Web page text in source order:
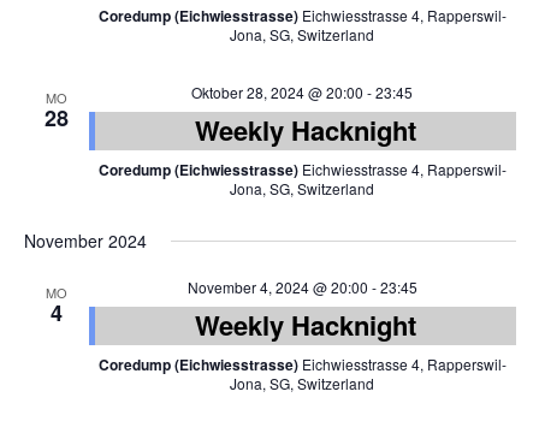
Coredump (Eichwiesstrasse) Eichwiesstrasse 4, Rapperswil-
Jona, SG, Switzerland
MO
28
Oktober 28, 2024 @ 20:00 -23:45
Weekly Hacknight
Coredump (Eichwiesstrasse) Eichwiesstrasse 4, Rapperswil-
Jona, SG, Switzerland
November 2024
MO
4
November 4, 2024 @ 20:00 -23:45
Weekly Hacknight
Coredump (Eichwiesstrasse) Eichwiesstrasse 4, Rapperswil-
Jona, SG, Switzerland